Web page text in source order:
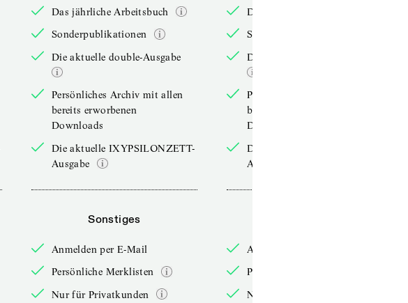
Das jährliche Arbeitsbuch
Sonderpublikationen
Die aktuelle double-Ausgabe
Persönliches Archiv mit allen
bereits erworbenen
Downloads
Die aktuelle IXYPSILONZETT-
Ausgabe
Sonstiges
Anmelden per E-Mail
Persönliche Merklisten
Nur für Privatkunden
Das jährliche Arbeitsbuch
Sonderpublikationen
Die aktuelle double-Ausgabe
Persönliches Archiv mit allen
bereits erworbenen
Downloads
Die aktuelle IXYPSILONZETT-
Ausgabe
Anmelden per E-Mail
Persönliche Merklisten
Nur für Privatkunden